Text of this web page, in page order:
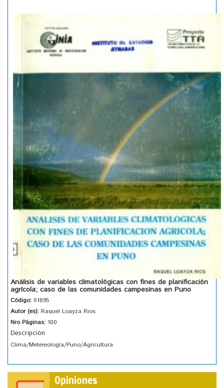
Análisis de variables climatológicas con fines de planificación
agrícola; caso de las comunidades campesinas en Puno
Código: 01895
Autor (es): Raquel Loayza Rios
Nro Páginas: 100
Descripción
Clima/Metereología/Puno/Agricultura
Opiniones